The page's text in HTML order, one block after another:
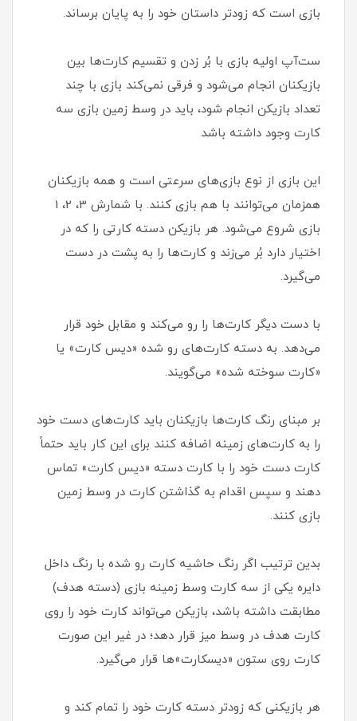
بازی است که زودتر داستان خود را به پایان برساند.
ست‌آپ اولیه بازی با بُر زدن و تقسیم کارت‌ها بین
بازیکنان انجام می‌شود و فرقی نمی‌کند بازی با چند
تعداد بازیکن انجام شود، باید در وسط زمین بازی سه
کارت وجود داشته باشد
این بازی از نوع بازی‌های سرعتی است و همه بازیکنان
همزمان می‌توانند با هم بازی کنند. با شمارش 3، 2، 1
بازی شروع می‌شود. هر بازیکن دسته کارتی را که در
اختیار دارد بُر می‌زند و کارت‌ها را به پشت در دست
می‌گیرد.
با دست دیگر کارت‌ها را رو می‌کند و مقابل خود قرار
می‌دهد. به دسته کارت‌های رو شده «دیس کارت» یا
«کارت سوخته شده» می‌گویند.
بر مبنای رنگ کارت‌ها بازیکنان باید کارت‌های دست خود
را به کارت‌های زمینه اضافه کنند برای این کار باید حتماً
کارت دست خود را با کارت دسته «دیس‌ کارت» تماس
دهند و سپس اقدام به گذاشتن کارت در وسط زمین
بازی کنند.
بدین ترتیب اگر رنگ حاشیه‌ کارت رو شده‌ با رنگ داخل
دایره یکی از سه کارت وسط زمینه بازی (دسته هدف)
مطابقت داشته باشد، بازیکن می‌تواند کارت خود را روی
کارت هدف در وسط میز قرار دهد؛ در غیر این صورت
کارت روی ستون «دیسکارت‌»ها قرار می‌گیرد.
هر بازیکنی که زودتر دسته کارت خود را تمام کند و